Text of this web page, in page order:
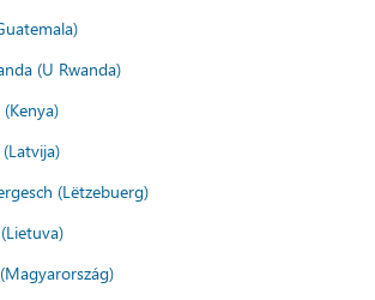
(U Rwanda)
(Lëtzebuerg)